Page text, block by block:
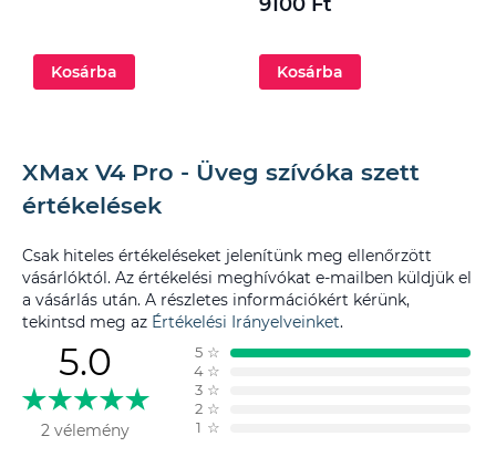
Kosárba Kosárba
XMax V4 Pro - Üveg szívóka szett
értékelések
Csak hiteles értékeléseket jelenítünk meg ellenőrzött
vásárlóktól. Az értékelési meghívókat e-mailben küldjük el
a vásárlás után. A részletes információkért kérünk,
tekintsd meg az Értékelési Irányelveinket.
5.0
2 vélemény
5 ☆
4 ☆
3 ☆
2 ☆
1 ☆